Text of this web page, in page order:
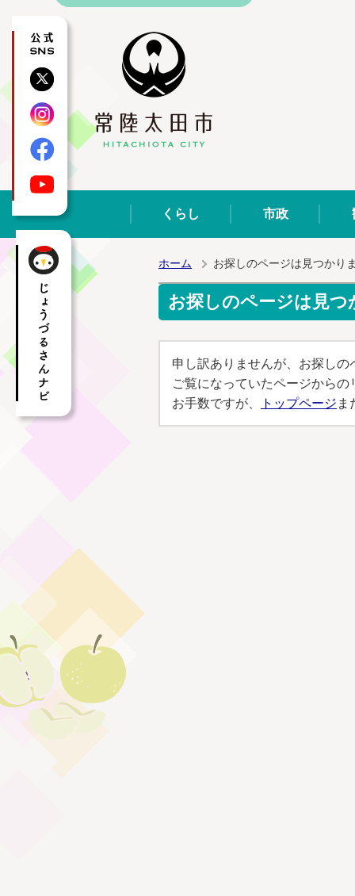
公式SNS
X
Instagram
Facebook
YouTube くらし 市政
ホーム お探しのページは見つかり
お探しのページは見
申し訳ありませんが、お探し
ご覧になっていたページから
お手数ですが、
トップページ ま